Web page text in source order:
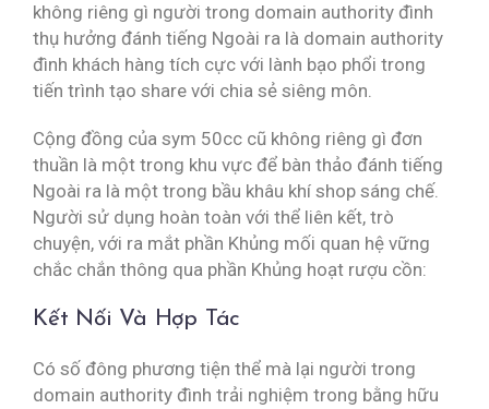
không riêng gì người trong domain authority đình
thụ hưởng đánh tiếng Ngoài ra là domain authority
đình khách hàng tích cực với lành bạo phổi trong
tiến trình tạo share với chia sẻ siêng môn.
Cộng đồng của sym 50cc cũ không riêng gì đơn
thuần là một trong khu vực để bàn thảo đánh tiếng
Ngoài ra là một trong bầu khâu khí shop sáng chế.
Người sử dụng hoàn toàn với thể liên kết, trò
chuyện, với ra mắt phần Khủng mối quan hệ vững
chắc chắn thông qua phần Khủng hoạt rượu cồn:
Kết Nối Và Hợp Tác
Có số đông phương tiện thể mà lại người trong
domain authority đình trải nghiệm trong bằng hữu